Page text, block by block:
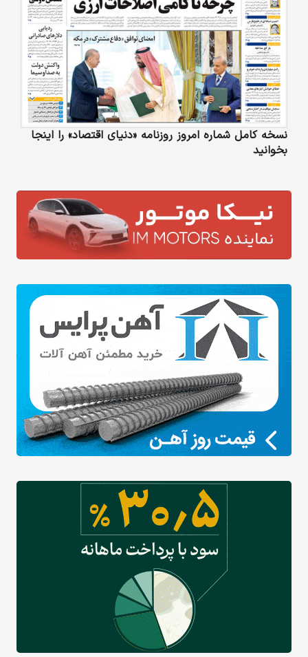
نسخه کامل شماره امروز روزنامه «دنیای‌ اقتصاد» را اینجا
بخوانید